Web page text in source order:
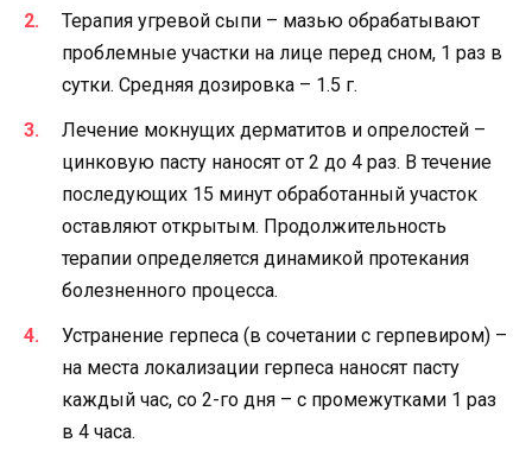
Терапия угревой сыпи – мазью обрабатывают
проблемные участки на лице перед сном, 1 раз в
сутки. Средняя дозировка – 1.5 г.
Лечение мокнущих дерматитов и опрелостей –
цинковую пасту наносят от 2 до 4 раз. В течение
последующих 15 минут обработанный участок
оставляют открытым. Продолжительность
терапии определяется динамикой протекания
болезненного процесса.
Устранение герпеса (в сочетании с герпевиром) –
на места локализации герпеса наносят пасту
каждый час, со 2-го дня – с промежутками 1 раз
в 4 часа.